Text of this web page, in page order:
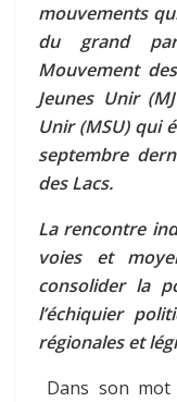
mouvements
du grand
Mouvement
Jeunes Unir
Unir (MSU) qui
septembre
des Lacs.
La rencontre
voies et
consolider la
l’échiquier
régionales et
Dans son mot